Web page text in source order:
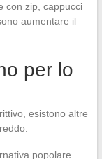
con zip, cappucci
aumentare il
per lo
esistono altre
popolare.